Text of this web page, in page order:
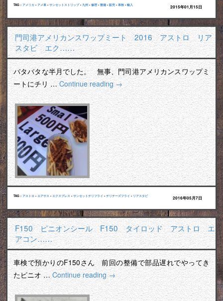
TAG : アメリカ • アメ車 • サンセットストリップ• 九州 • 修理 • 整備 • 販売 • 車検 • 輸入 2015年01月15日
門司港アメリカンスワップミート 2016 アストロ リア
スタビ エク……
バタバタな半月でした。 無事、門司港アメリカンスワップミ
ートにチリ …Continue reading→
TAG : アストロ • エアサス • エクスプレス • サンセットチリフライ • チリチーズフライ • リアスタビ 2016年05月7日
F150 ピニオンシール F150 タイロッド アストロ エ
アコン……
車検で預かりのF150さん 前回の整備で部品遅れでやってき
たピニオ …Continue reading→